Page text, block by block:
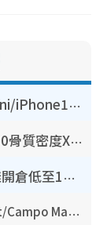
豐澤優惠勁減低至44折！Mac mini/iPhone17Pro大減價！廚房家電$220起
港大推賽馬會強化骨骼計劃！$100骨質密度X光檢查 完成免費運動訓練送超市禮券！附參加資格
開倉優惠 | 尖沙咀海港城名牌波鞋開倉低至1折！On鞋$899起／Joy&Peace鞋履$98起
開倉優惠｜銅鑼灣時代廣場Doughnut/Campo Marzio開倉低至1折！背囊、書包、手袋劈價$200起